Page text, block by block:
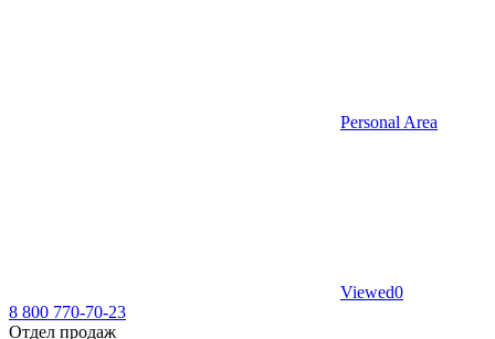
Personal Area
Viewed0
8 800 770-70-23
Отдел продаж